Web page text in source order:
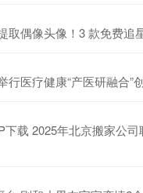
取偶像头像！3 款免费追
行医疗健康“产医研融合”
下载 2025年北京搬家公